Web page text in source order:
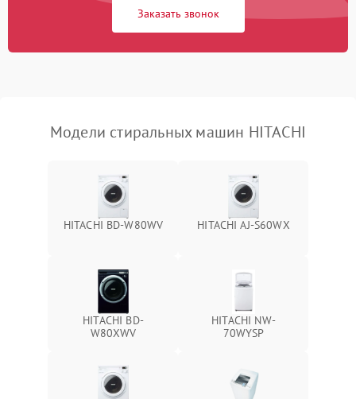
Заказать звонок
Модели стиральных машин HITACHI
HITACHI BD-W80WV HITACHI AJ-S60WX
HITACHI BD-
W80XWV
HITACHI NW-
70WYSP